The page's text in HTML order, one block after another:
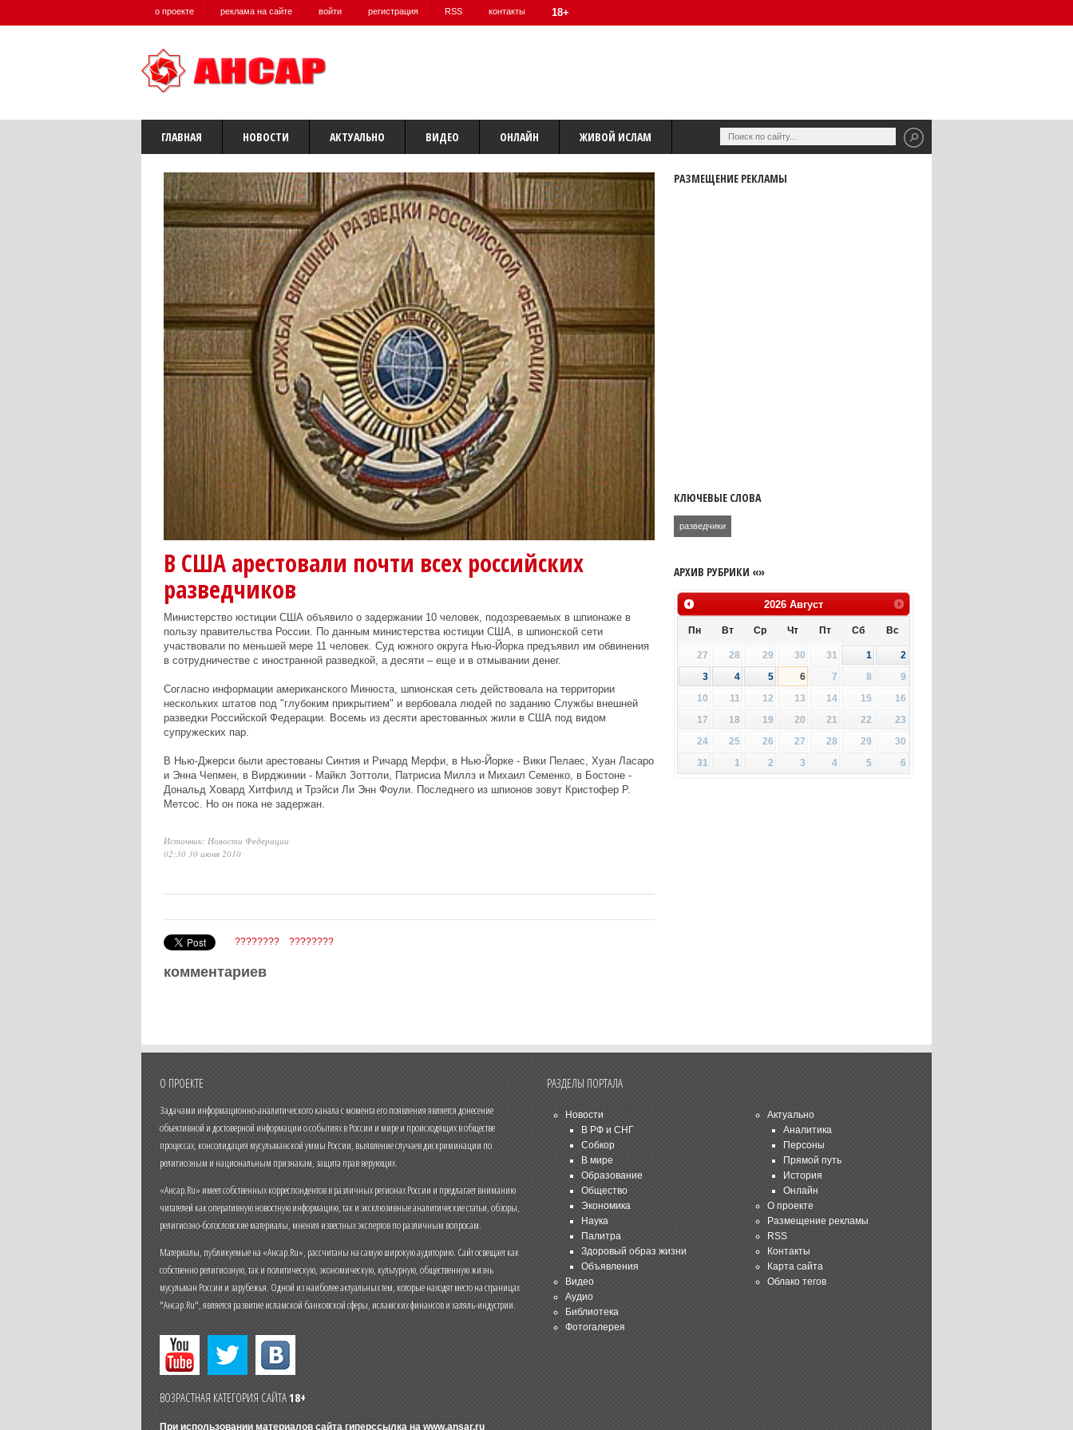
о проекте реклама на сайте войти регистрация RSS контакты 18+
ГЛАВНАЯ НОВОСТИ АКТУАЛЬНО ВИДЕО ОНЛАЙН ЖИВОЙ ИСЛАМ
В США арестовали почти всех российских
разведчиков
Министерство юстиции США объявило о задержании 10 человек, подозреваемых в шпионаже в
пользу правительства России. По данным министерства юстиции США, в шпионской сети
участвовали по меньшей мере 11 человек. Суд южного округа Нью-Йорка предъявил им обвинения
в сотрудничестве с иностранной разведкой, а десяти – еще и в отмывании денег.
Согласно информации американского Минюста, шпионская сеть действовала на территории
нескольких штатов под "глубоким прикрытием" и вербовала людей по заданию Службы внешней
разведки Российской Федерации. Восемь из десяти арестованных жили в США под видом
супружеских пар.
В Нью-Джерси были арестованы Синтия и Ричард Мерфи, в Нью-Йорке - Вики Пелаес, Хуан Ласаро
и Энна Чепмен, в Вирджинии - Майкл Зоттоли, Патрисиа Миллз и Михаил Семенко, в Бостоне -
Дональд Ховард Хитфилд и Трэйси Ли Энн Фоули. Последнего из шпионов зовут Кристофер Р.
Метсос. Но он пока не задержан.
Источник: Новости Федерации
02:30 30 июня 2010
???????? ????????
комментариев
РАЗМЕЩЕНИЕ РЕКЛАМЫ
КЛЮЧЕВЫЕ СЛОВА
разведчики
АРХИВ РУБРИКИ «»
2026 Август
Пн Вт Ср Чт Пт Сб Вс
27 28 29 30 31 1
2
3
4 5 6 7 8
9
10
11 12 13 14 15
16
17
18 19 20 21 22
23
24
25 26 27 28 29
30
31
1 2 3 4 5 6
О ПРОЕКТЕ
Задачами информационно-аналитического канала с момента его появления является донесение
объективной и достоверной информации о событиях в России и мире и происходящих в обществе
процессах, консолидация мусульманской уммы России, выявление случаев дискриминации по
религиозным и национальным признакам, защита прав верующих.
«Ансар.Ru» имеет собственных корреспондентов в различных регионах России и предлагает вниманию
читателей как оперативную новостную информацию, так и эксклюзивные аналитические статьи, обзоры,
религиозно-богословские материалы, мнения известных экспертов по различным вопросам.
Материалы, публикуемые на «Ансар.Ru», рассчитаны на самую широкую аудиторию. Сайт освещает как
собственно религиозную, так и политическую, экономическую, культурную, общественную жизнь
мусульман России и зарубежья. Одной из наиболее актуальных тем, которые находят место на страницах
"Ансар.Ru", является развитие исламской банковской сферы, исламских финансов и халяль-индустрии.
ВОЗРАСТНАЯ КАТЕГОРИЯ САЙТА18+
При использовании материалов сайта гиперссылка на www.ansar.ru
РАЗДЕЛЫ ПОРТАЛА
Новости
В РФ и СНГ
Собкор
В мире
Образование
Общество
Экономика
Наука
Палитра
Здоровый образ жизни
Объявления
Видео
Аудио
Библиотека
Фотогалерея
Актуально
Аналитика
Персоны
Прямой путь
История
Онлайн
О проекте
Размещение рекламы
RSS
Контакты
Карта сайта
Облако тегов